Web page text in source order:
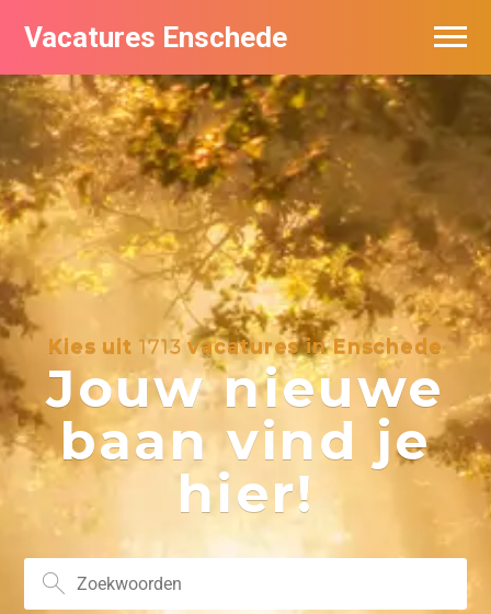
Vacatures Enschede
Kies uit 1713 vacatures in Enschede
Jouw nieuwe
baan vind je
hier!
Vacatures per bedrijf
De populairste vacatures in Enschede
Nieuwsbrief feed